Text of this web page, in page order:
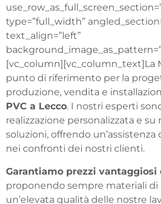
type=”full_width”
text_align=”left”
[vc_column][vc_column_text]La
punto di riferimento per la
produzione, vendita e
PVC a Lecco. I nostri esperti
realizzazione personalizzata e
soluzioni, offrendo
nei confronti dei nostri clienti.
Garantiamo prezzi vantaggiosi
proponendo sempre materiali di
un’elevata qualità delle nostre